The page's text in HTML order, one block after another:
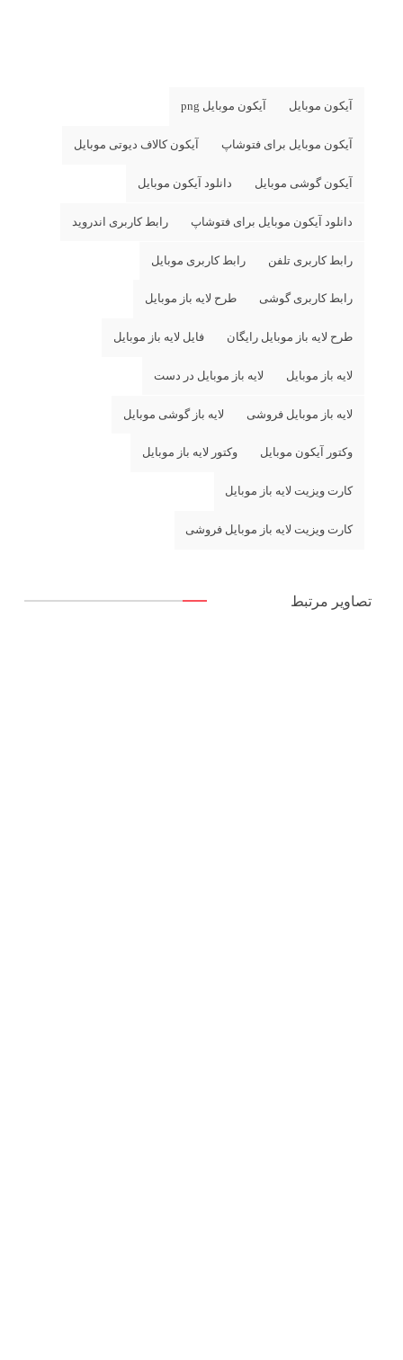
آیکون موبایل آیکون موبایل png
آیکون موبایل برای فتوشاپ آیکون کالاف دیوتی موبایل
آیکون گوشی موبایل دانلود آیکون موبایل
دانلود آیکون موبایل برای فتوشاپ رابط کاربری اندروید
رابط کاربری تلفن رابط کاربری موبایل
رابط کاربری گوشی طرح لایه باز موبایل
طرح لایه باز موبایل رایگان فایل لایه باز موبایل
لایه باز موبایل لایه باز موبایل در دست
لایه باز موبایل فروشی لایه باز گوشی موبایل
وکتور آیکون موبایل وکتور لایه باز موبایل
کارت ویزیت لایه باز موبایل
کارت ویزیت لایه باز موبایل فروشی
تصاویر مرتبط